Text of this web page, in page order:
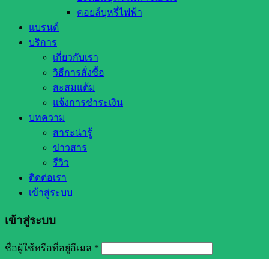
คอยล์บุหรี่ไฟฟ้า
แบรนด์
บริการ
เกี่ยวกับเรา
วิธีการสั่งซื้อ
สะสมแต้ม
แจ้งการชำระเงิน
บทความ
สาระน่ารู้
ข่าวสาร
รีวิว
ติดต่อเรา
เข้าสู่ระบบ
เข้าสู่ระบบ
ชื่อผู้ใช้หรือที่อยู่อีเมล *